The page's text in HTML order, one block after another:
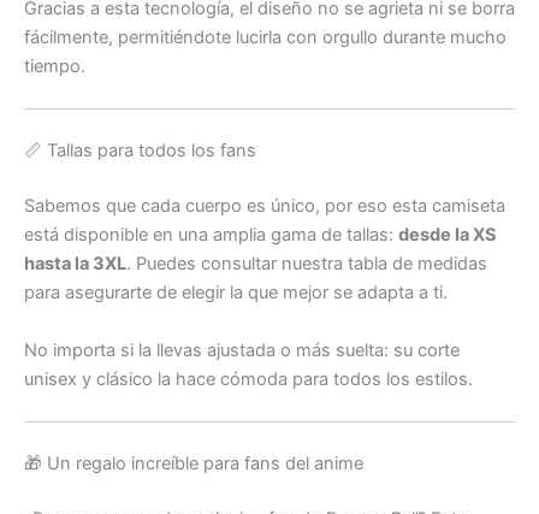
Gracias a esta tecnología, el diseño no se agrieta ni se borra
fácilmente, permitiéndote lucirla con orgullo durante mucho
tiempo.
📏 Tallas para todos los fans
Sabemos que cada cuerpo es único, por eso esta camiseta
está disponible en una amplia gama de tallas: desde la XS
hasta la 3XL. Puedes consultar nuestra tabla de medidas
para asegurarte de elegir la que mejor se adapta a ti.
No importa si la llevas ajustada o más suelta: su corte
unisex y clásico la hace cómoda para todos los estilos.
🎁 Un regalo increíble para fans del anime